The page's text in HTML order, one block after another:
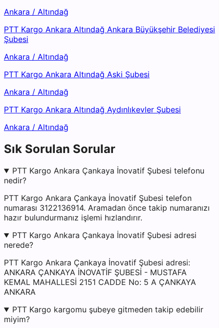
Ankara / Altındağ
PTT Kargo Ankara Altındağ Ankara Büyükşehir Belediyesi
Şubesi
Ankara / Altındağ
PTT Kargo Ankara Altındağ Aski Şubesi
Ankara / Altındağ
PTT Kargo Ankara Altındağ Aydınlıkevler Şubesi
Ankara / Altındağ
Sık Sorulan Sorular
PTT Kargo Ankara Çankaya İnovatif Şubesi telefonu
nedir?
PTT Kargo Ankara Çankaya İnovatif Şubesi telefon
numarası 3122136914. Aramadan önce takip numaranızı
hazır bulundurmanız işlemi hızlandırır.
PTT Kargo Ankara Çankaya İnovatif Şubesi adresi
nerede?
PTT Kargo Ankara Çankaya İnovatif Şubesi adresi:
ANKARA ÇANKAYA İNOVATİF ŞUBESİ - MUSTAFA
KEMAL MAHALLESİ 2151 CADDE No: 5 A ÇANKAYA
ANKARA
PTT Kargo kargomu şubeye gitmeden takip edebilir
miyim?